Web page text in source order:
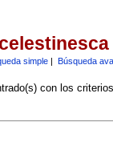
simple| Búsqueda
con los